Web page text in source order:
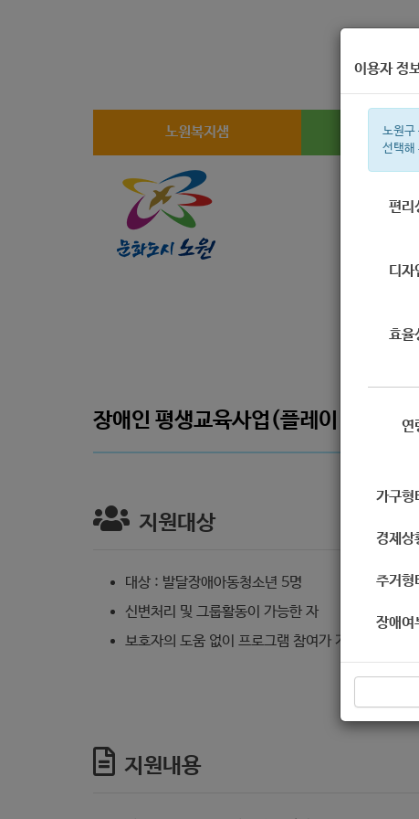
노원복지샘 복지
이용자 정
노원구
선택해
편리
디자
효율
연
가구형
경제상
주거형
장애여
장애인 평생교육사업(플레이 레고)
지원대상
대상 : 발달장애아동청소년 5명
신변처리 및 그룹활동이 가능한 자
보호자의 도움 없이 프로그램 참여가 가능한 자
지원내용